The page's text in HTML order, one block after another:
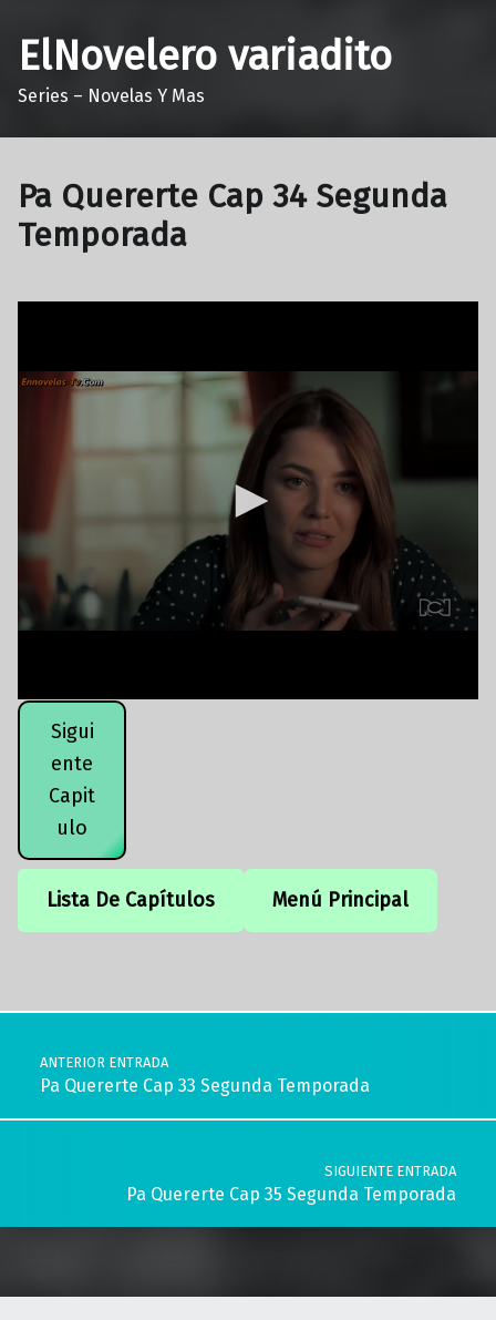
ElNovelero variadito
Series – Novelas Y Mas
Pa Quererte Cap 34 Segunda
Temporada
Sigui
ente
Capit
ulo
Lista De Capítulos Menú Principal
Navegación de entradas
ANTERIOR ENTRADA
Pa Quererte Cap 33 Segunda Temporada
SIGUIENTE ENTRADA
Pa Quererte Cap 35 Segunda Temporada